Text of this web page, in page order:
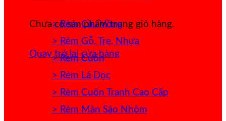
Chưa có sản phẩm trong giỏ hàng.
Quay trở lại cửa hàng
> Rèm Cầu Vồng
> Rèm Gỗ, Tre, Nhựa
> Rèm Cuốn
> Rèm Lá Dọc
> Rèm Cuốn Tranh Cao Cấp
> Rèm Màn Sáo Nhôm